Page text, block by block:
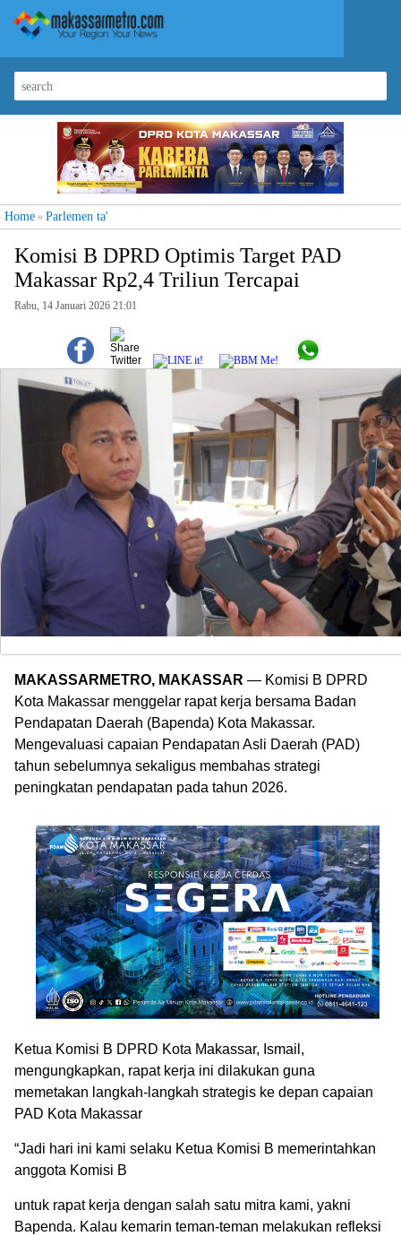
Home » Parlemen ta'
Komisi B DPRD Optimis Target PAD
Makassar Rp2,4 Triliun Tercapai
Rabu, 14 Januari 2026 21:01
MAKASSARMETRO, MAKASSAR — Komisi B DPRD
Kota Makassar menggelar rapat kerja bersama Badan
Pendapatan Daerah (Bapenda) Kota Makassar.
Mengevaluasi capaian Pendapatan Asli Daerah (PAD)
tahun sebelumnya sekaligus membahas strategi
peningkatan pendapatan pada tahun 2026.
Ketua Komisi B DPRD Kota Makassar, Ismail,
mengungkapkan, rapat kerja ini dilakukan guna
memetakan langkah-langkah strategis ke depan capaian
PAD Kota Makassar
“Jadi hari ini kami selaku Ketua Komisi B memerintahkan
anggota Komisi B
untuk rapat kerja dengan salah satu mitra kami, yakni
Bapenda. Kalau kemarin teman-teman melakukan refleksi